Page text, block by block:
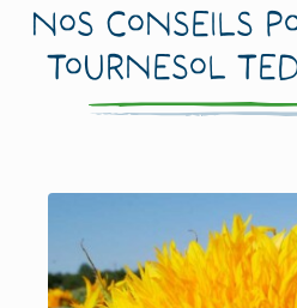
Nos conseils
Tournesol